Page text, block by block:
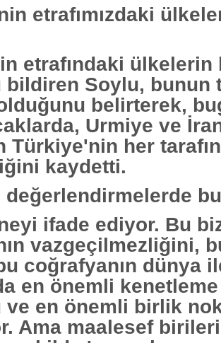
etrafımızdaki
etrafındaki ülkelerin
Soylu, bunun
belirterek,
Urmiye ve
Türkiye'nin her
kaydetti.
değerlendirmelerde
ifade ediyor. Bu
vazgeçilmezliğini,
coğrafyanın dünya
en önemli kenetleme
ve en önemli birlik
Ama maalesef